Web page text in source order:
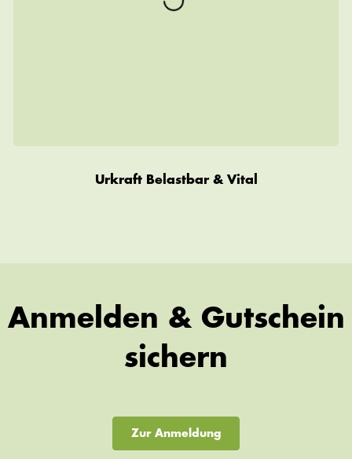
Urkraft Belastbar & Vital
Anmelden & Gutschein
sichern
Zur Anmeldung